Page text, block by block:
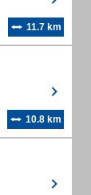
11.7 km
10.8 km